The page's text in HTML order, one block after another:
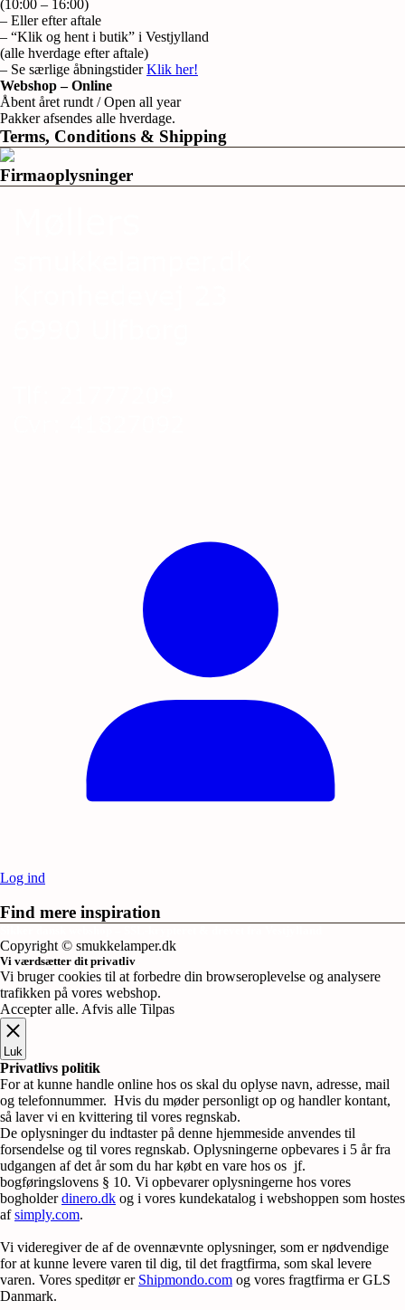
(10:00 – 16:00)
– Eller efter aftale
– “Klik og hent i butik” i Vestjylland
(alle hverdage efter aftale)
– Se særlige åbningstiderKlik her!
Webshop – Online
Åbent året rundt / Open all year
Pakker afsendes alle hverdage.
Terms, Conditions & Shipping
Firmaoplysninger
Log ind
Find mere inspiration
Copyright © smukkelamper.dk
Vi værdsætter dit privatliv
Vi bruger cookies til at forbedre din browseroplevelse og analysere
trafikken på vores webshop.
Accepter alle. Afvis alle Tilpas
Luk
Privatlivs politik
For at kunne handle online hos os skal du oplyse navn, adresse, mail
og telefonnummer. Hvis du møder personligt op og handler kontant,
så laver vi en kvittering til vores regnskab.
De oplysninger du indtaster på denne hjemmeside anvendes til
forsendelse og til vores regnskab. Oplysningerne opbevares i 5 år fra
udgangen af det år som du har købt en vare hos os jf.
bogføringslovens § 10. Vi opbevarer oplysningerne hos vores
bogholderdinero.dk og i vores kundekatalog i webshoppen som hostes
afsimply.com.
Vi videregiver de af de ovennævnte oplysninger, som er nødvendige
for at kunne levere varen til dig, til det fragtfirma, som skal levere
varen. Vores speditør er Shipmondo.com og vores fragtfirma er GLS
Danmark.